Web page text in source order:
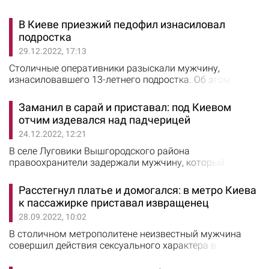
В Киеве приезжий педофил изнасиловал
подростка
29.12.2022, 17:13
Столичные оперативники разыскали мужчину,
изнасиловавшего 13-летнего подростка. Об этом
злоумышленник – 30-летний уроженец Харьковской
области - познакомился с мальчиком в интернете.
Летом 2021 года мужчина пригласил подростка на
встречу, а после - изнасиловал. Мужчина скрывался от
следствия, и сотрудники полиции заочно…
Заманил в сарай и приставал: под Киевом
отчим издевался над падчерицей
24.12.2022, 12:21
В селе Луговики Вышгородского района
правоохранители задержали мужчину, который
этом сообщили в ГУ Нацполиции Киевской области.
Так, 22 декабря в Вышгородское управление полиции
обратилась женщина, которая сообщила, что ее муж
развращает 13-летнюю дочь. Полицейские выяснили,
что 35-летний мужчина отвел дочь жены в сарай и
начал…
Расстегнул платье и домогался: в метро Киева
к пассажирке приставал извращенец
28.09.2022, 10:02
В столичном метрополитене неизвестный мужчина
совершил действия сексуального характера в